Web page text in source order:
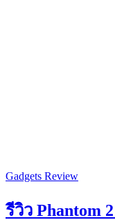
Gadgets Review
รีวิว Phantom